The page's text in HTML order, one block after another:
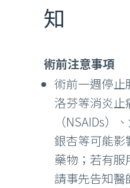
知
術前注意事項
術前一週停止
洛芬等消炎止
（NSAIDs）
銀杏等可能影
藥物；若有服
請事先告知醫